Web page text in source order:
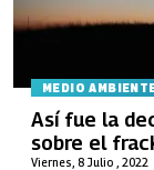
MEDIO
Viernes, 8 Julio , 2022
Así fue la
sobre el